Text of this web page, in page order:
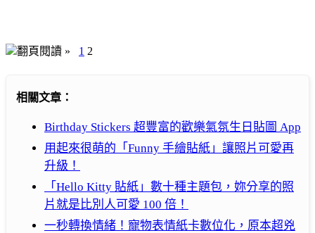
翻頁閱讀 » 1 2
相關文章：
Birthday Stickers 超豐富的歡樂氣氛生日貼圖 App
用起來很萌的「Funny 手繪貼紙」讓照片可愛再
升級！
「Hello Kitty 貼紙」數十種主題包，妳分享的照
片就是比別人可愛 100 倍！
一秒轉換情緒！寵物表情紙卡數位化，原本超兇